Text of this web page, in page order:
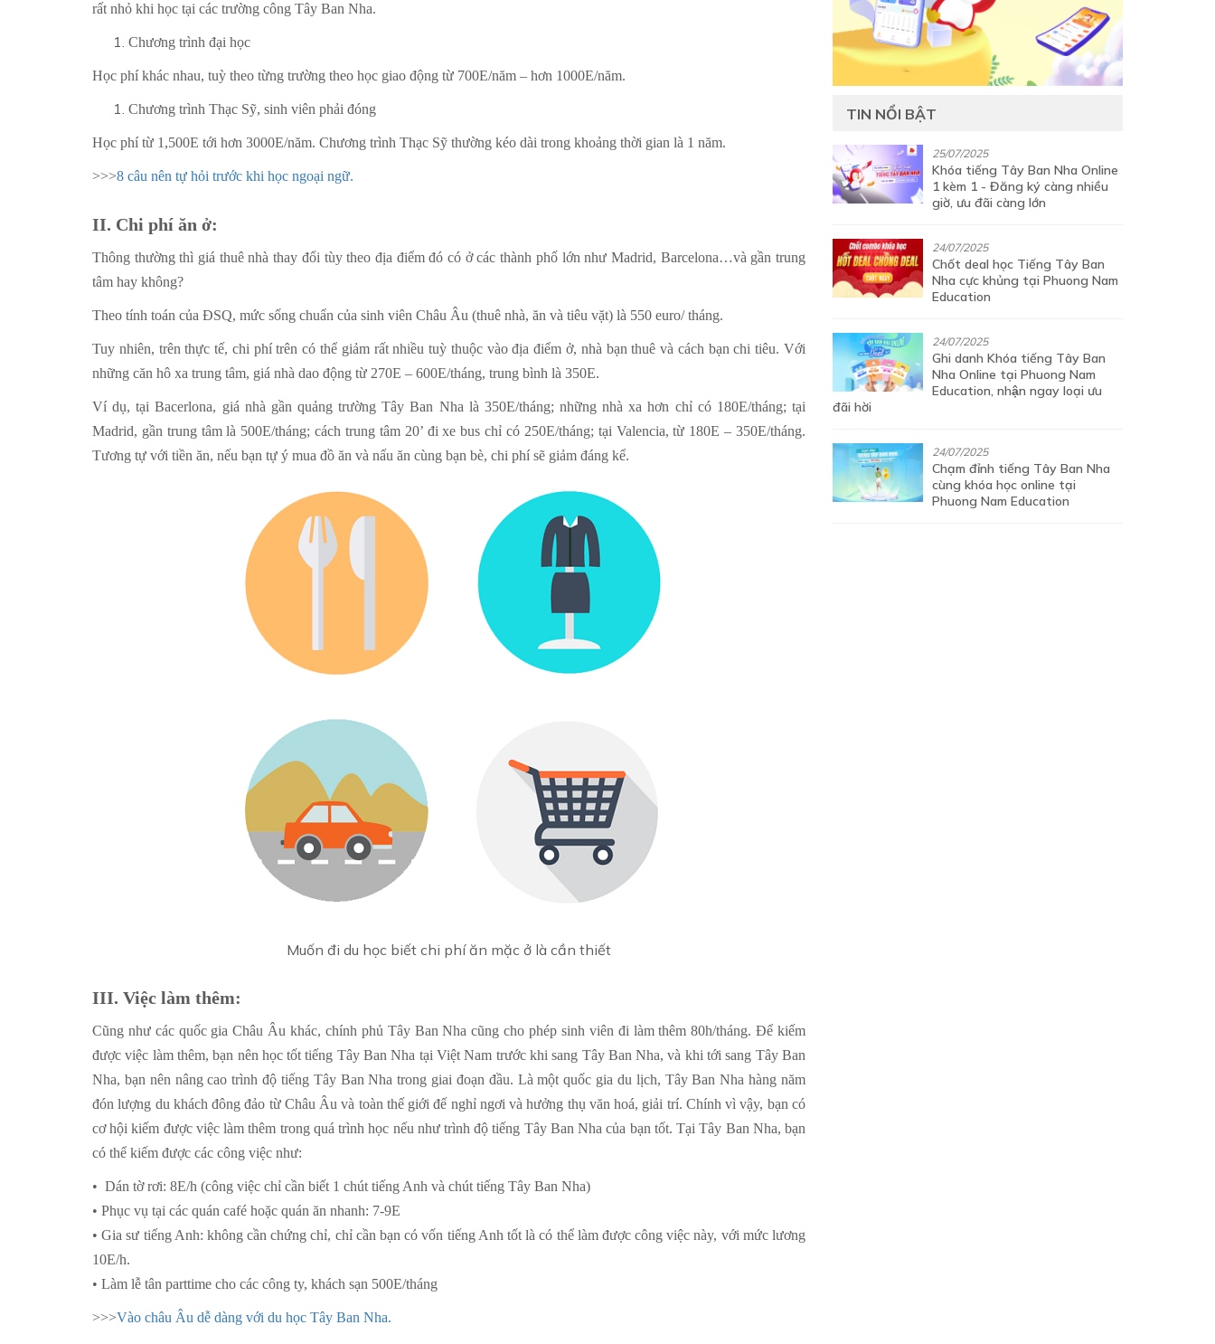
rất nhỏ khi học tại các trường công Tây Ban Nha.
Chương trình đại học
Học phí khác nhau, tuỳ theo từng trường theo học giao động từ 700E/năm – hơn 1000E/năm.
Chương trình Thạc Sỹ, sinh viên phải đóng
Học phí từ 1,500E tới hơn 3000E/năm. Chương trình Thạc Sỹ thường kéo dài trong khoảng thời gian là 1 năm.
>>>8 câu nên tự hỏi trước khi học ngoại ngữ.
II. Chi phí ăn ở:
Thông thường thì giá thuê nhà thay đổi tùy theo địa điểm đó có ở các thành phố lớn như Madrid, Barcelona…và gần trung
tâm hay không?
Theo tính toán của ĐSQ, mức sống chuẩn của sinh viên Châu Âu (thuê nhà, ăn và tiêu vặt) là 550 euro/ tháng.
Tuy nhiên, trên thực tế, chi phí trên có thể giảm rất nhiều tuỳ thuộc vào địa điểm ở, nhà bạn thuê và cách bạn chi tiêu. Với
những căn hô xa trung tâm, giá nhà dao động từ 270E – 600E/tháng, trung bình là 350E.
Ví dụ, tại Bacerlona, giá nhà gần quảng trường Tây Ban Nha là 350E/tháng; những nhà xa hơn chỉ có 180E/tháng; tại
Madrid, gần trung tâm là 500E/tháng; cách trung tâm 20’ đi xe bus chỉ có 250E/tháng; tại Valencia, từ 180E – 350E/tháng.
Tương tự với tiền ăn, nếu bạn tự ý mua đồ ăn và nấu ăn cùng bạn bè, chi phí sẽ giảm đáng kể.
Muốn đi du học biết chi phí ăn mặc ở là cần thiết
III. Việc làm thêm:
Cũng như các quốc gia Châu Âu khác, chính phủ Tây Ban Nha cũng cho phép sinh viên đi làm thêm 80h/tháng. Để kiếm
được việc làm thêm, bạn nên học tốt tiếng Tây Ban Nha tại Việt Nam trước khi sang Tây Ban Nha, và khi tới sang Tây Ban
Nha, bạn nên nâng cao trình độ tiếng Tây Ban Nha trong giai đoạn đầu. Là một quốc gia du lịch, Tây Ban Nha hàng năm
đón lượng du khách đông đảo từ Châu Âu và toàn thế giới đế nghỉ ngơi và hưởng thụ văn hoá, giải trí. Chính vì vậy, bạn có
cơ hội kiếm được việc làm thêm trong quá trình học nếu như trình độ tiếng Tây Ban Nha của bạn tốt. Tại Tây Ban Nha, bạn
có thể kiếm được các công việc như:
• Dán tờ rơi: 8E/h (công việc chỉ cần biết 1 chút tiếng Anh và chút tiếng Tây Ban Nha)
• Phục vụ tại các quán café hoặc quán ăn nhanh: 7-9E
• Gia sư tiếng Anh: không cần chứng chỉ, chỉ cần bạn có vốn tiếng Anh tốt là có thể làm được công việc này, với mức lương
10E/h.
• Làm lễ tân parttime cho các công ty, khách sạn 500E/tháng
>>>Vào châu Âu dễ dàng với du học Tây Ban Nha.
TIN NỔI BẬT
25/07/2025
Khóa tiếng Tây Ban Nha Online
1 kèm 1 - Đăng ký càng nhiều
giờ, ưu đãi càng lớn
24/07/2025
Chốt deal học Tiếng Tây Ban
Nha cực khủng tại Phuong Nam
Education
24/07/2025
Ghi danh Khóa tiếng Tây Ban
Nha Online tại Phuong Nam
Education, nhận ngay loại ưu
đãi hời
24/07/2025
Chạm đỉnh tiếng Tây Ban Nha
cùng khóa học online tại
Phuong Nam Education